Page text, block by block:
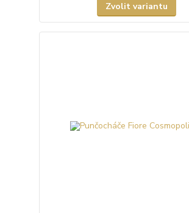
Zvolit variantu